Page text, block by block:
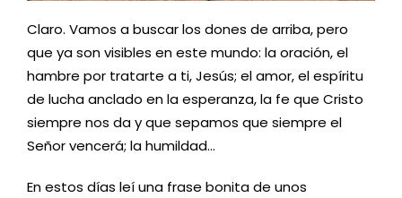
Claro. Vamos a buscar los dones de arriba, pero
que ya son visibles en este mundo: la oración, el
hambre por tratarte a ti, Jesús; el amor, el espíritu
de lucha anclado en la esperanza, la fe que Cristo
siempre nos da y que sepamos que siempre el
Señor vencerá; la humildad…
En estos días leí una frase bonita de unos